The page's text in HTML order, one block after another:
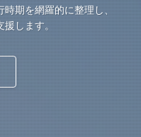
時期を網羅的に整理し、
援します。